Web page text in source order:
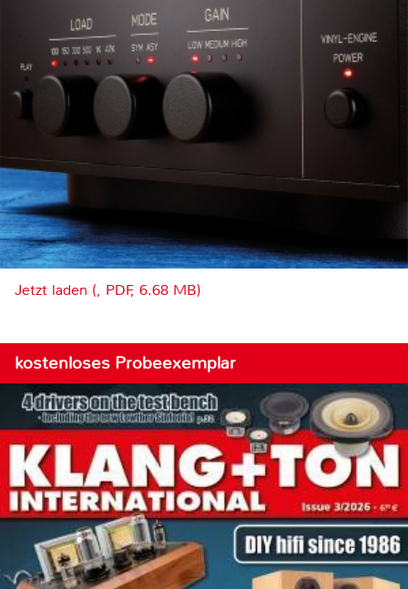
Jetzt laden (, PDF, 6.68 MB)
kostenloses Probeexemplar